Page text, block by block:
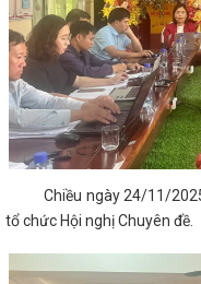
Chiều ngày 24/11/2025,
tổ chức Hội nghị Chuyên đề.